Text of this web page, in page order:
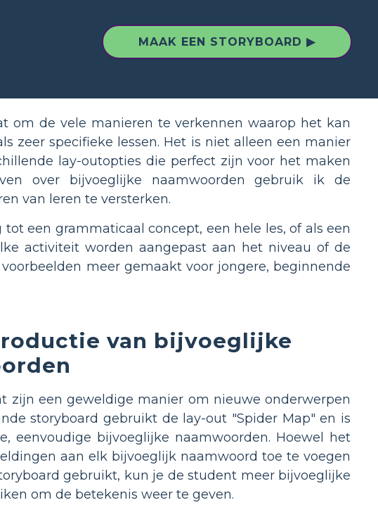
MAAK EEN STORYBOARD ▶
om de vele manieren te verkennen waarop het kan
zeer specifieke lessen. Het is niet alleen een manier
lay-outopties die perfect zijn voor het maken
over bijvoeglijke naamwoorden gebruik ik de
van leren te versterken.
een grammaticaal concept, een hele les, of als een
activiteit worden aangepast aan het niveau of de
meer gemaakt voor jongere, beginnende
van bijvoeglijke
zijn een geweldige manier om nieuwe onderwerpen
storyboard gebruikt de lay-out "Spider Map" en is
eenvoudige bijvoeglijke naamwoorden. Hoewel het
aan elk bijvoeglijk naamwoord toe te voegen
gebruikt, kun je de student meer bijvoeglijke
om de betekenis weer te geven.